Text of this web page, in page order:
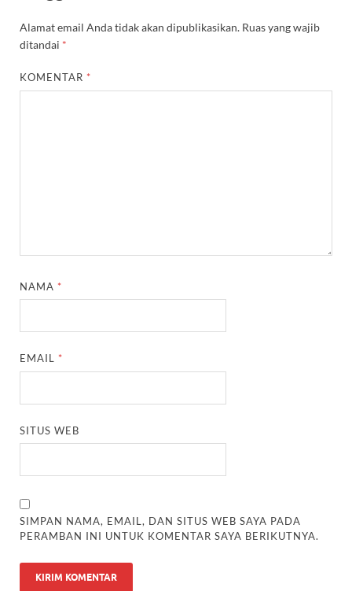
Alamat email Anda tidak akan dipublikasikan. Ruas yang wajib
ditandai *
KOMENTAR *
NAMA *
EMAIL *
SITUS WEB
SIMPAN NAMA, EMAIL, DAN SITUS WEB SAYA PADA
PERAMBAN INI UNTUK KOMENTAR SAYA BERIKUTNYA.